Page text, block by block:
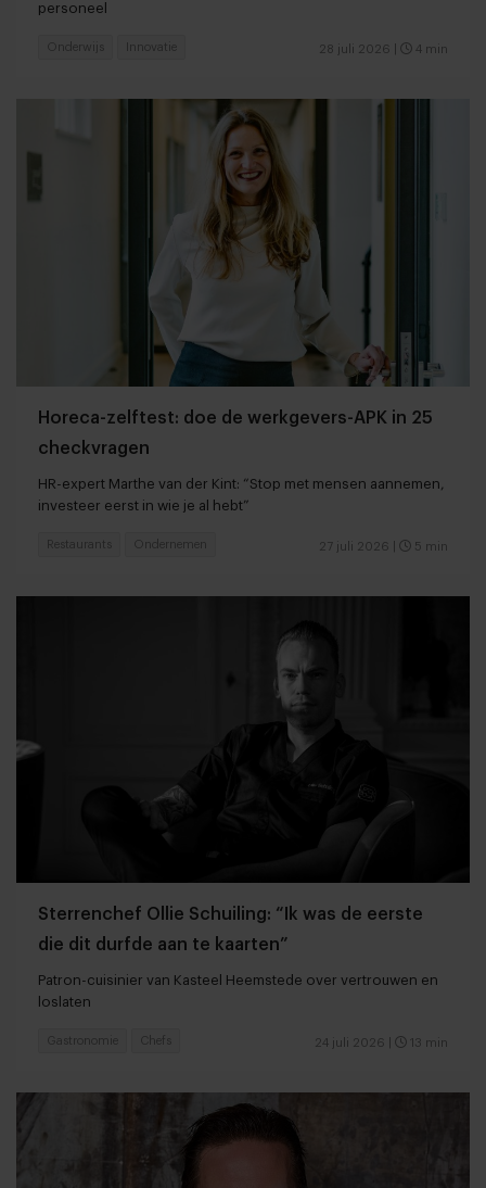
personeel
28 juli 2026 4 min
Onderwijs Innovatie
Horeca-zelftest: doe de werkgevers-APK in 25
checkvragen
HR-expert Marthe van der Kint: “Stop met mensen aannemen,
investeer eerst in wie je al hebt”
27 juli 2026 5 min
Restaurants Ondernemen
Sterrenchef Ollie Schuiling: “Ik was de eerste
die dit durfde aan te kaarten”
Patron-cuisinier van Kasteel Heemstede over vertrouwen en
loslaten
24 juli 2026 13 min
Gastronomie Chefs